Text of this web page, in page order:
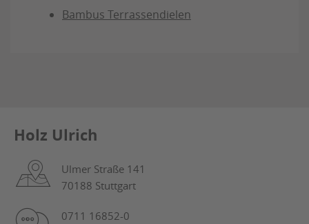
Bambus Terrassendielen
Holz Ulrich
Ulmer Straße 141
70188 Stuttgart
0711 16852-0